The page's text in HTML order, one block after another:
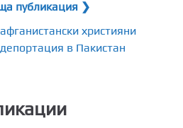
публикация ❯
християни
в Пакистан